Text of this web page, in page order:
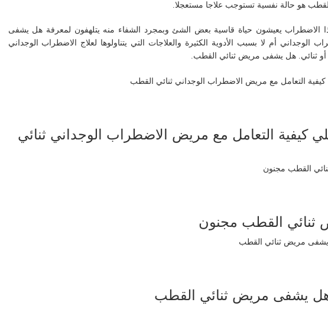
هو حالة نفسية تستوجب علاجا مستعجلا.
الاضطراب يعيشون حياة قاسية بعض الشئ وبمجرد الشفاء منه يتلهفون لمعرفة هل يشفى
الوجداني أم لا بسبب الأدوية الكثيرة والعلاجات التي يتناولوها لعلاج الاضطراب الوجداني
أو ثنائي. هل يشفى مريض ثنائي القطب.
كيفية التعامل مع مريض الاضطراب الوجداني ثنائي
القطب مجنون